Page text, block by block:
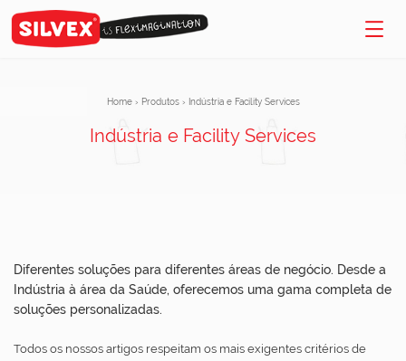
Home › Produtos › Indústria e Facility Services
Indústria e Facility Services
Diferentes soluções para diferentes áreas de negócio. Desde a
Indústria à área da Saúde, oferecemos uma gama completa de
soluções personalizadas.
Todos os nossos artigos respeitam os mais exigentes critérios de